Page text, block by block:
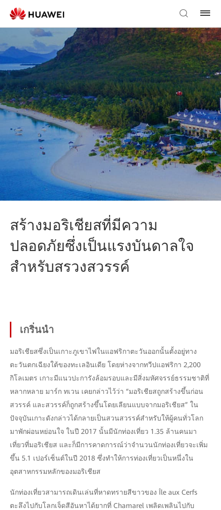
สร้างมอริเชียสที่มีความ
ปลอดภัยซึ่งเป็นแรงบันดาลใจ
สำหรับสรวงสวรรค์
เกริ่นนำ
มอริเชียสซึ่งเป็นเกาะภูเขาไฟในแอฟริกาตะวันออกนั้นตั้งอยู่ทาง
ตะวันตกเฉียงใต้ของทะเลอินเดีย โดยห่างจากทวีปแอฟริกา 2,200
กิโลเมตร เกาะมีแนวปะการังล้อมรอบและมีสิ่งมหัศจรรย์ธรรมชาติที่
หลากหลาย มาร์ก ทเวน เคยกล่าวไว้ว่า “มอริเชียสถูกสร้างขึ้นก่อน
สวรรค์ และสวรรค์ก็ถูกสร้างขึ้นโดยเลียนแบบจากมอริเชียส” ใน
ปัจจุบันเกาะดังกล่าวได้กลายเป็นสวนสวรรค์สำหรับให้ผู้คนทั่วโลก
มาพักผ่อนหย่อนใจ ในปี 2017 นั้นมีนักท่องเที่ยว 1.35 ล้านคนมา
เที่ยวที่มอริเชียส และก็มีการคาดการณ์ว่าจำนวนนักท่องเที่ยวจะเพิ่ม
ขึ้น 5.1 เปอร์เซ็นต์ในปี 2018 ซึ่งทำให้การท่องเที่ยวเป็นหนึ่งใน
อุตสาหกรรมหลักของมอริเชียส
นักท่องเที่ยวสามารถเดินเล่นที่หาดทรายสีขาวของ Île aux Cerfs
ตะลึงไปกับโลกเจ็ดสีอันหาได้ยากที่ Chamarel เพลิดเพลินไปกับ